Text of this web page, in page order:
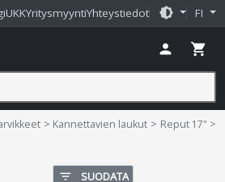
UKKYritysmyyntiYhteystiedot brightness_medium FI
person shopping_cart
Kannettavien laukut Reput 17" >
filter_list SUODATA